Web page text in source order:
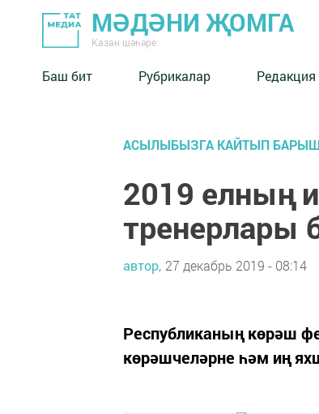
МӘДӘНИ ҖОМГА
Казан шәһәре
Баш бит Рубрикалар Редакция
АСЫЛЫБЫЗГА КАЙТЫП
2019 елның
тренерлары
автор, 27 декабрь 2019 - 08:14
Республиканың көрәш
көрәшчеләрне һәм иң